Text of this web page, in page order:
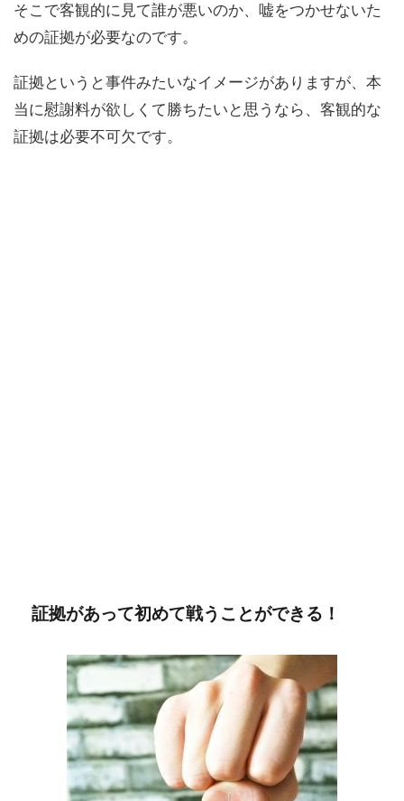
そこで客観的に見て誰が悪いのか、嘘をつかせないた
めの証拠が必要なのです。
証拠というと事件みたいなイメージがありますが、本
当に慰謝料が欲しくて勝ちたいと思うなら、客観的な
証拠は必要不可欠です。
証拠があって初めて戦うことができる！